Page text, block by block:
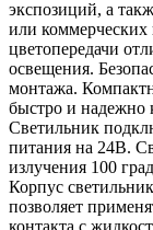
экспозиций, а
или
цветопередачи
освещения.
монтажа.
быстро и надежно
Светильник
питания на 24В.
излучения 100
Корпус
позволяет
контакта с